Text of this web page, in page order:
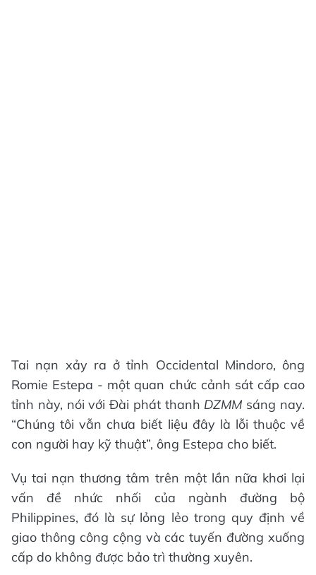
Tai nạn xảy ra ở tỉnh Occidental Mindoro, ông
Romie Estepa - một quan chức cảnh sát cấp cao
tỉnh này, nói với Đài phát thanh DZMM sáng nay.
“Chúng tôi vẫn chưa biết liệu đây là lỗi thuộc về
con người hay kỹ thuật”, ông Estepa cho biết.
Vụ tai nạn thương tâm trên một lần nữa khơi lại
vấn đề nhức nhối của ngành đường bộ
Philippines, đó là sự lỏng lẻo trong quy định về
giao thông công cộng và các tuyến đường xuống
cấp do không được bảo trì thường xuyên.